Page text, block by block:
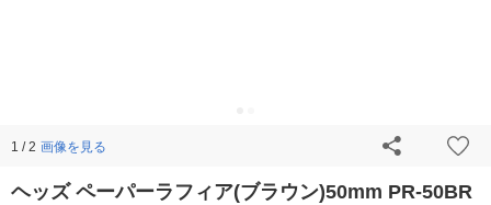
1 / 2 画像を見る
ヘッズ ペーパーラフィア(ブラウン)50mm PR-50BR